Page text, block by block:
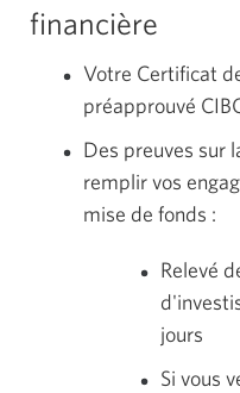
financière
Votre Certificat
préapprouvé
Des preuves sur
remplir vos
mise de fonds :
Relevé
jours
Si vous